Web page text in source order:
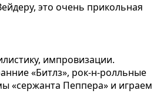
это очень прикольная
импровизации.
«Битлз», рок-н-ролльные
«сержанта Пеппера» и играем